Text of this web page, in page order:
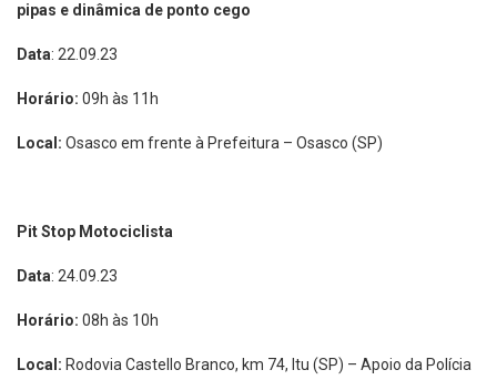
pipas e dinâmica de ponto cego
Data: 22.09.23
Horário: 09h às 11h
Local: Osasco em frente à Prefeitura – Osasco (SP)
Pit Stop Motociclista
Data: 24.09.23
Horário: 08h às 10h
Local: Rodovia Castello Branco, km 74, Itu (SP) – Apoio da Polícia